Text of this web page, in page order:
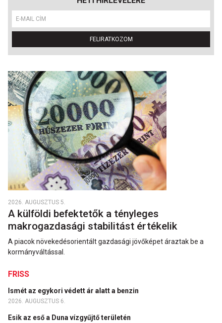
FELIRATKOZOM
2026. AUGUSZTUS 5.
A külföldi befektetők a tényleges
makrogazdasági stabilitást értékelik
A piacok növekedésorientált gazdasági jövőképet áraztak be a
kormányváltással.
FRISS
Ismét az egykori védett ár alatt a benzin
2026. AUGUSZTUS 6.
Esik az eső a Duna vízgyűjtő területén